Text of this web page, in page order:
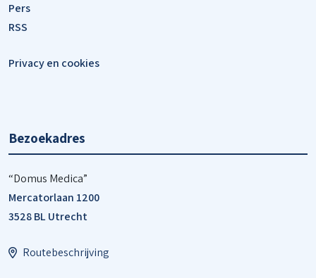
Pers
RSS
Privacy en cookies
Bezoekadres
“Domus Medica”
Mercatorlaan 1200
3528 BL Utrecht
Routebeschrijving